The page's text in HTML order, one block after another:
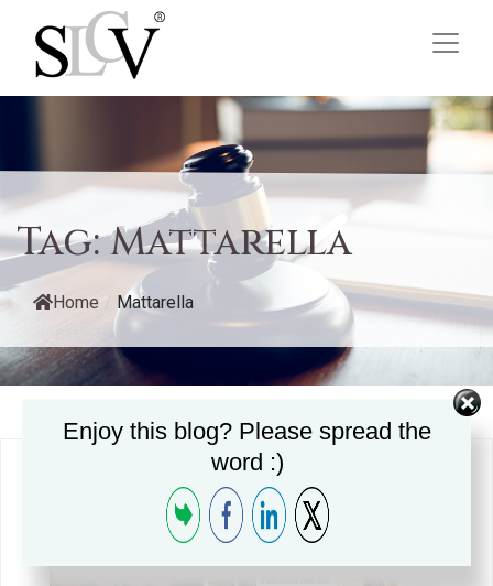
Tag:Mattarella
Home / Mattarella
Enjoy this blog? Please spread the
word :)